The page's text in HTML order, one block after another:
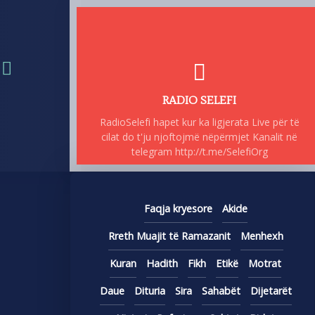
RADIO SELEFI
RadioSelefi hapet kur ka ligjerata Live për të
cilat do t'ju njoftojmë nëpërmjet Kanalit në
telegram http://t.me/SelefiOrg
Faqja kryesore Akide
Rreth Muajit të Ramazanit Menhexh
Kuran Hadith Fikh Etikë Motrat
Daue Dituria Sira Sahabët Dijetarët